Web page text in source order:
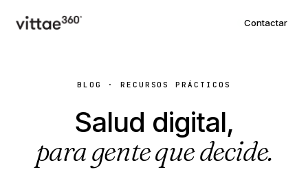
Contactar
BLOG · RECURSOS PRÁCTICOS
Salud digital,
para gente que decide.